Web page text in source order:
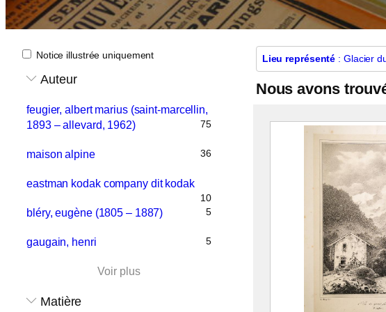
Notice illustrée uniquement
Auteur
feugier, albert marius (saint-marcellin,
1893 – allevard, 1962)
75
maison alpine 36
eastman kodak company dit kodak
10
bléry, eugène (1805 – 1887) 5
gaugain, henri 5
Voir plus
Matière
Lieu représenté : Glacier
Nous avons